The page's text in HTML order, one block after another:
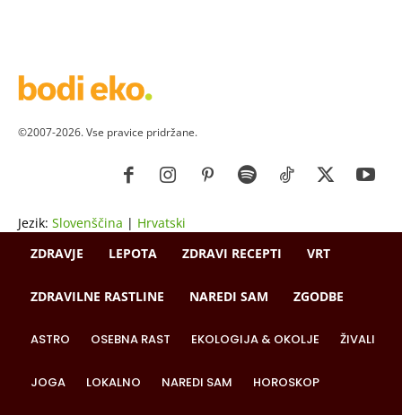
©2007-2026. Vse pravice pridržane.
Jezik: Slovenščina | Hrvatski
ZDRAVJE
LEPOTA ZDRAVI RECEPTI VRT
ZDRAVILNE RASTLINE NAREDI SAM ZGODBE
ASTRO OSEBNA RAST EKOLOGIJA & OKOLJE ŽIVALI
JOGA LOKALNO NAREDI SAM HOROSKOP